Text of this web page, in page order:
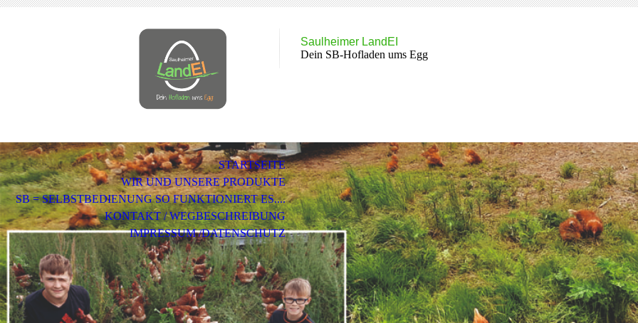
Saulheimer LandEI
Dein SB-Hofladen ums Egg
STARTSEITE
WIR UND UNSERE PRODUKTE
SB = SELBSTBEDIENUNG SO FUNKTIONIERT ES....
KONTAKT / WEGBESCHREIBUNG
IMPRESSUM /DATENSCHUTZ